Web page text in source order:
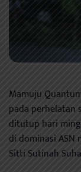
Mamuju
pada perhelatan
ditutup hari
di dominasi ASN
Sitti Sutinah